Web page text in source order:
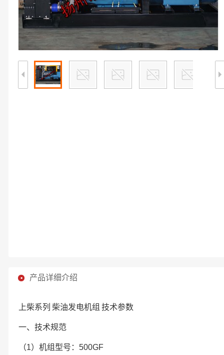
产品详细介绍
上柴系列 柴油发电机组 技术参数
一、技术规范
（1）机组型号：500GF